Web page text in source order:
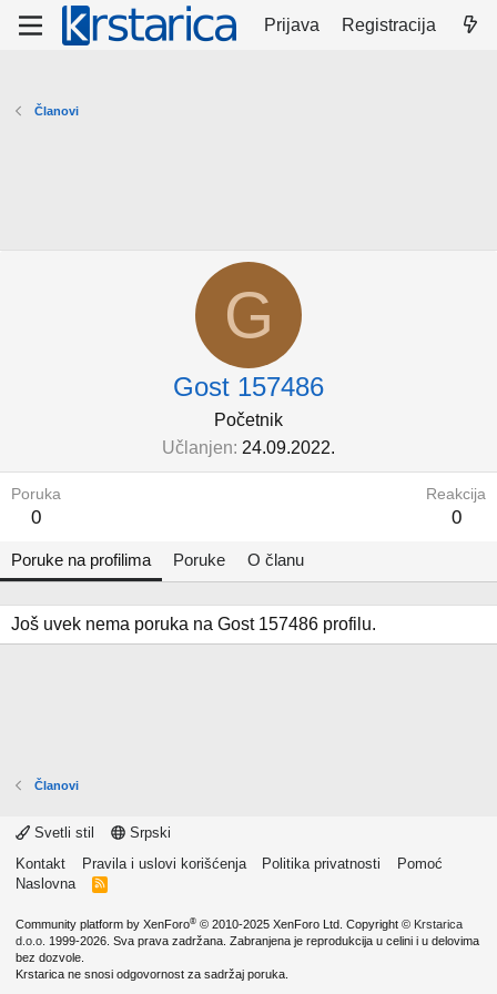
Prijava Registracija
Članovi
G
Gost 157486
Početnik
Učlanjen 24.09.2022.
Poruka
0
Reakcija
0
Poruke na profilima Poruke O članu
Još uvek nema poruka na Gost 157486 profilu.
Članovi
Svetli stil
Srpski
Kontakt
Pravila i uslovi korišćenja Politika privatnosti
Pomoć
Naslovna
R
Community platform by XenForo® © 2010-2025 XenForo Ltd. Copyright © Krstarica
d.o.o. 1999-2026. Sva prava zadržana. Zabranjena je reprodukcija u celini i u delovima
bez dozvole.
Krstarica ne snosi odgovornost za sadržaj poruka.